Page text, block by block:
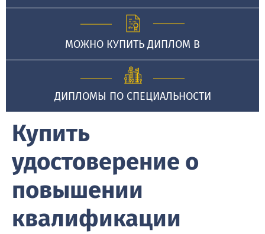
МОЖНО КУПИТЬ ДИПЛОМ В
ДИПЛОМЫ ПО СПЕЦИАЛЬНОСТИ
Купить
удостоверение о
повышении
квалификации